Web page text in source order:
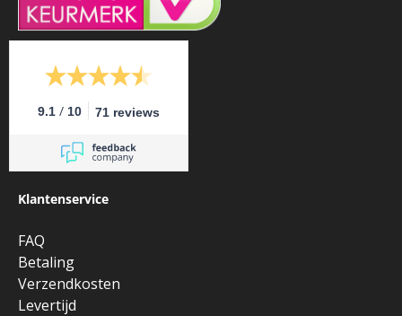
9.1 / 10 71 reviews
Klantenservice
FAQ
Betaling
Verzendkosten
Levertijd